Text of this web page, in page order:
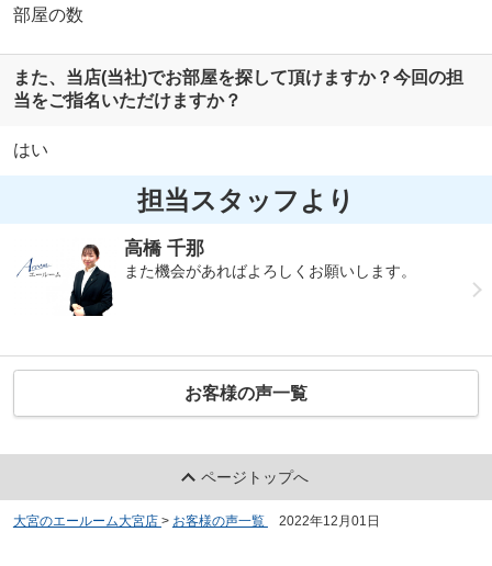
部屋の数
また、当店(当社)でお部屋を探して頂けますか？今回の担
当をご指名いただけますか？
はい
担当スタッフより
高橋 千那
また機会があればよろしくお願いします。
お客様の声一覧
ページトップへ
大宮のエールーム大宮店 > お客様の声一覧 2022年12月01日